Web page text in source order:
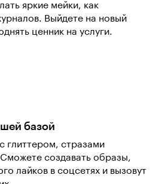
яркие мейки, как
Выйдете на новый
ценник на услуги.
базой
глиттером, стразами
создавать образы,
лайков в соцсетях и вызовут